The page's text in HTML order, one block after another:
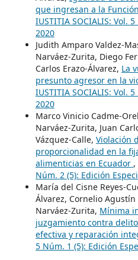
que ingresan a la
IUSTITIA SOCIALIS: Vol.
2020
Judith Amparo Valdez-
Narváez-Zurita, Diego
Carlos Erazo-Álvarez, La
presunto agresor en la
IUSTITIA SOCIALIS: Vol.
2020
Marco Vinicio Cadme-
Narváez-Zurita, Juan
Vázquez-Calle, Violación
proporcionalidad en la
alimenticias en Ecuador ,
Núm. 2 (5): Edición
María del Cisne Reyes-
Álvarez, Cornelio
Narváez-Zurita, Mínima
juzgamiento contra
efectiva y reparación
5 Núm. 1 (5): Edición